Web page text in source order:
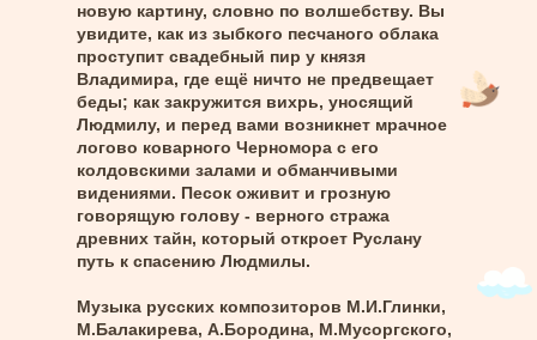
новую картину, словно по волшебству. Вы
увидите, как из зыбкого песчаного облака
проступит свадебный пир у князя
Владимира, где ещё ничто не предвещает
беды; как закружится вихрь, уносящий
Людмилу, и перед вами возникнет мрачное
логово коварного Черномора с его
колдовскими залами и обманчивыми
видениями. Песок оживит и грозную
говорящую голову - верного стража
древних тайн, который откроет Руслану
путь к спасению Людмилы.
Музыка русских композиторов М.И.Глинки,
М.Балакирева, А.Бородина, М.Мусоргского,